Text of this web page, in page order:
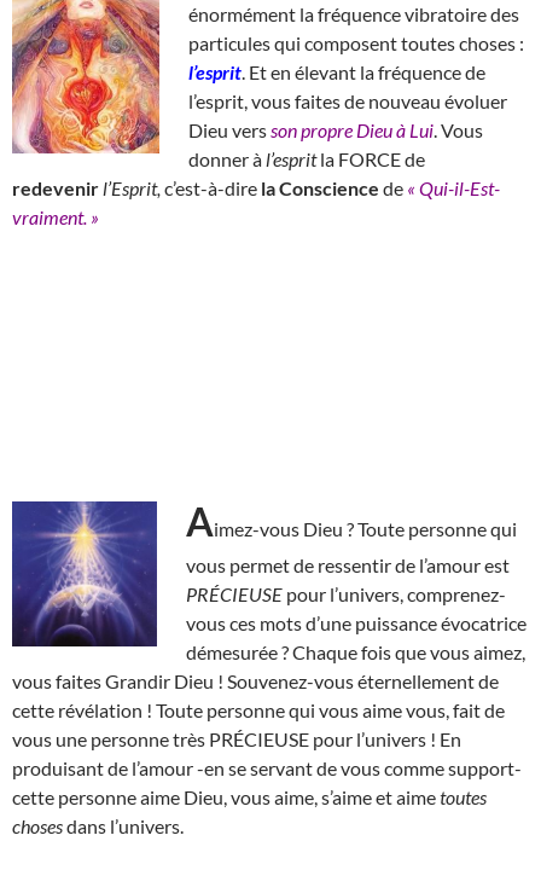
énormément la fréquence vibratoire des
particules qui composent toutes choses :
l’esprit . Et en élevant la fréquence de
l’esprit, vous faites de nouveau évoluer
Dieu vers son propre Dieu à Lui . Vous
donner à l’espritla FORCE de
redevenir l’Esprit, c’est-à-dire la Conscience de « Qui-il-Est-
vraiment. »
Aimez-vous Dieu ? Toute personne qui
vous permet de ressentir de l’amour est
PRÉCIEUSE pour l’univers, comprenez-
vous ces mots d’une puissance évocatrice
démesurée ? Chaque fois que vous aimez,
vous faites Grandir Dieu ! Souvenez-vous éternellement de
cette révélation ! Toute personne qui vous aime vous, fait de
vous une personne très PRÉCIEUSE pour l’univers ! En
produisant de l’amour -en se servant de vous comme support-
cette personne aime Dieu, vous aime, s’aime et aimetoutes
chosesdans l’univers.